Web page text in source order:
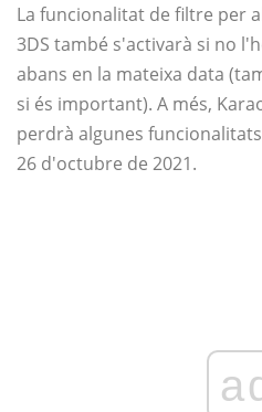
La funcionalitat de filtre per
3DS també s'activarà si no
abans en la mateixa data
si és important). A més,
perdrà algunes
26 d'octubre de 2021.